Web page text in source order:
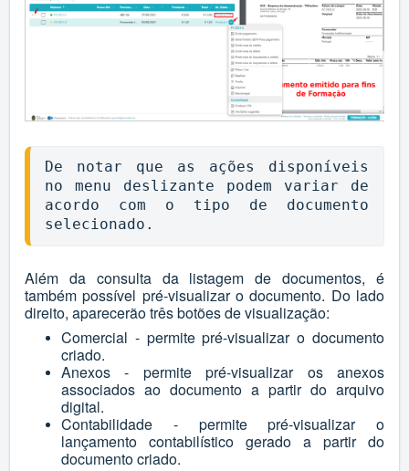
De notar que as ações disponíveis
no menu deslizante podem variar de
acordo com o tipo de documento
selecionado.
Além da consulta da listagem de documentos, é
também possível pré-visualizar o documento. Do lado
direito, aparecerão três botões de visualização:
Comercial - permite pré-visualizar o documento
criado.
Anexos - permite pré-visualizar os anexos
associados ao documento a partir do arquivo
digital.
Contabilidade - permite pré-visualizar o
lançamento contabilístico gerado a partir do
documento criado.